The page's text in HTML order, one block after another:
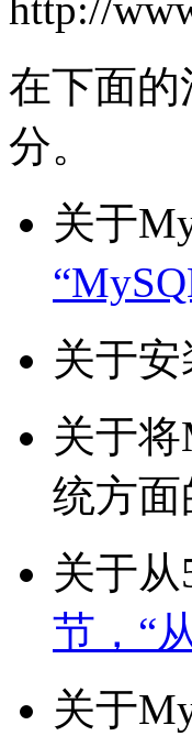
在下面
分。
关于
关于
关于
统方
关于
节，“
关于